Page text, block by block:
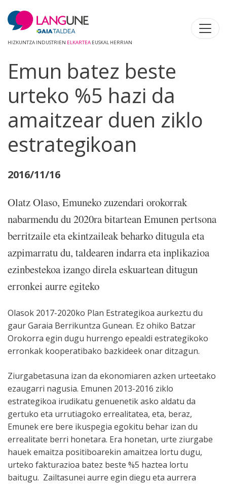
HIZKUNTZA INDUSTRIEN ELKARTEA EUSKAL HERRIAN
Emun batez beste
urteko %5 hazi da
amaitzear duen ziklo
estrategikoan
2016/11/16
Olatz Olaso, Emuneko zuzendari orokorrak
nabarmendu du 2020ra bitartean Emunen pertsona
berritzaile eta ekintzaileak beharko ditugula eta
azpimarratu du, taldearen indarra eta inplikazioa
ezinbestekoa izango direla eskuartean ditugun
erronkei aurre egiteko
Olasok 2017-2020ko Plan Estrategikoa aurkeztu du
gaur Garaia Berrikuntza Gunean. Ez ohiko Batzar
Orokorra egin dugu hurrengo epealdi estrategikoko
erronkak kooperatibako bazkideek onar ditzagun.
Ziurgabetasuna izan da ekonomiaren azken urteetako
ezaugarri nagusia. Emunen 2013-2016 ziklo
estrategikoa irudikatu genuenetik asko aldatu da
gertuko eta urrutiagoko errealitatea, eta, beraz,
Emunek ere bere ikuspegia egokitu behar izan du
errealitate berri honetara. Era honetan, urte ziurgabe
hauek emaitza positiboarekin amaitzea lortu dugu,
urteko fakturazioa batez beste %5 haztea lortu
baitugu. Zailtasunei aurre egin diegu eta aurrera